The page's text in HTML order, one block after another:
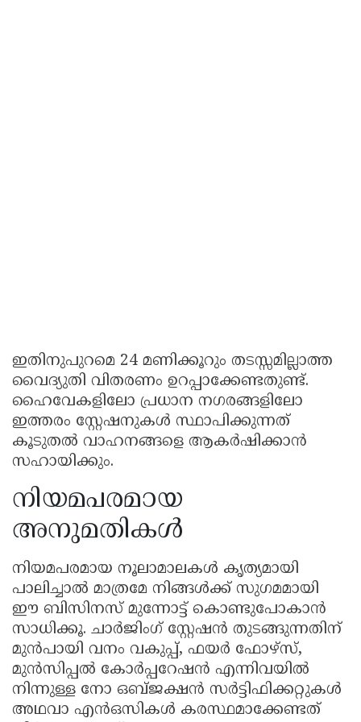
ഇതിനുപുറമെ 24 മണിക്കൂറും തടസ്സമില്ലാത്ത
വൈദ്യുതി വിതരണം ഉറപ്പാക്കേണ്ടതുണ്ട്.
ഹൈവേകളിലോ പ്രധാന നഗരങ്ങളിലോ
ഇത്തരം സ്റ്റേഷനുകൾ സ്ഥാപിക്കുന്നത്
കൂടുതൽ വാഹനങ്ങളെ ആകർഷിക്കാൻ
സഹായിക്കും.
നിയമപരമായ
അനുമതികൾ
നിയമപരമായ നൂലാമാലകൾ കൃത്യമായി
പാലിച്ചാൽ മാത്രമേ നിങ്ങൾക്ക് സുഗമമായി
ഈ ബിസിനസ് മുന്നോട്ട് കൊണ്ടുപോകാൻ
സാധിക്കൂ. ചാർജിംഗ് സ്റ്റേഷൻ തുടങ്ങുന്നതിന്
മുൻപായി വനം വകുപ്പ്, ഫയർ ഫോഴ്സ്,
മുൻസിപ്പൽ കോർപ്പറേഷൻ എന്നിവയിൽ
നിന്നുള്ള നോ ഒബ്ജക്ഷൻ സർട്ടിഫിക്കറ്റുകൾ
അഥവാ എൻഒസികൾ കരസ്ഥമാക്കേണ്ടത്